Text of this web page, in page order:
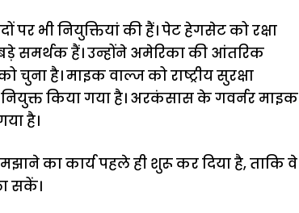
पर भी नियुक्तियां की हैं। पेट हेगसेट को रक्षा
समर्थक हैं। उन्होंने अमेरिका की आंतरिक
चुना है। माइक वाल्ज को राष्ट्रीय सुरक्षा
किया गया है। अरकंसास के गवर्नर माइक
है।
का कार्य पहले ही शुरू कर दिया है, ताकि वे
सकें।